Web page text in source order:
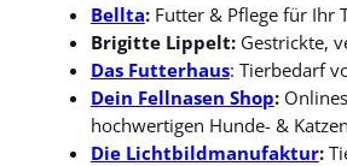
Bellta:Futter & Pflege für Ihr
Brigitte Lippelt:Gestrickte,
Das Futterhaus: Tierbedarf
Dein Fellnasen Shop:
hochwertigen Hunde- &
Die Lichtbildmanufaktur: